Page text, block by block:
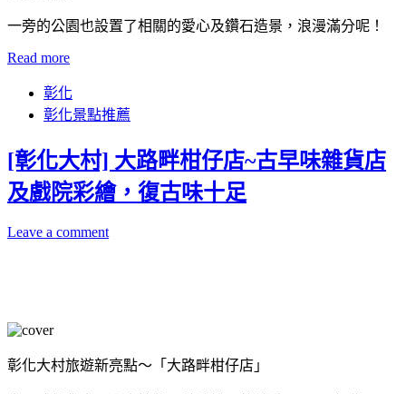
一旁的公園也設置了相關的愛心及鑽石造景，浪漫滿分呢！
Read more
彰化
彰化景點推薦
[彰化大村] 大路畔柑仔店~古早味雜貨店
及戲院彩繪，復古味十足
Leave a comment
彰化大村旅遊新亮點～「大路畔柑仔店」